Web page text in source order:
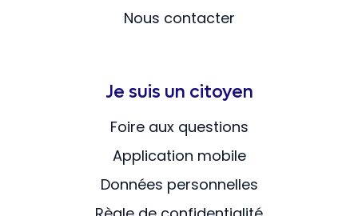
Nous contacter
Je suis un citoyen
Foire aux questions
Application mobile
Données personnelles